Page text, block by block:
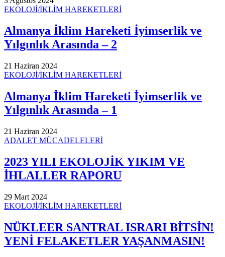
EKOLOJİ/İKLİM HAREKETLERİ
Almanya İklim Hareketi İyimserlik ve
Yılgınlık Arasında – 2
21 Haziran 2024
EKOLOJİ/İKLİM HAREKETLERİ
Almanya İklim Hareketi İyimserlik ve
Yılgınlık Arasında – 1
21 Haziran 2024
ADALET MÜCADELELERİ
2023 YILI EKOLOJİK YIKIM VE
İHLALLER RAPORU
29 Mart 2024
EKOLOJİ/İKLİM HAREKETLERİ
NÜKLEER SANTRAL ISRARI BİTSİN!
YENİ FELAKETLER YAŞANMASIN!